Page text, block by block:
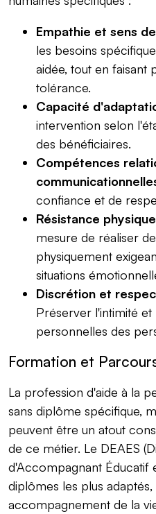
Empathie et sens
les besoins
aidée, tout en faisant
tolérance.
Capacité
intervention selon
des bénéficiaires.
Compétences
confiance et de
Résistance
mesure de réaliser
physiquement
situations
Discrétion et
Préserver l'intimité
personnelles des
Formation et
La profession d'aide à la
sans diplôme spécifique,
peuvent être un atout
de ce métier. Le DEAES
d'Accompagnant Éducatif
diplômes les plus
accompagnement de la